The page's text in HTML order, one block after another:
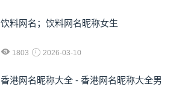
饮料网名；饮料网名昵称女生
1803 2026-03-10
香港网名昵称大全 - 香港网名昵称大全男